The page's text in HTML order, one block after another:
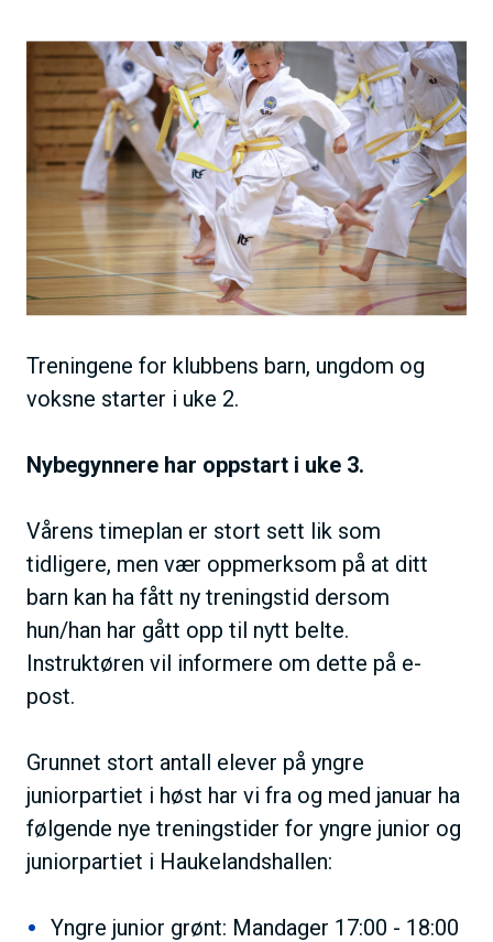
B
d
Treningene for klubbens barn, ungdom og
voksne starter i uke 2.
Nybegynnere har oppstart i uke 3.
Vårens timeplan er stort sett lik som
tidligere, men vær oppmerksom på at ditt
barn kan ha fått ny treningstid dersom
hun/han har gått opp til nytt belte.
Instruktøren vil informere om dette på e-
post.
Grunnet stort antall elever på yngre
juniorpartiet i høst har vi fra og med januar ha
følgende nye treningstider for yngre junior og
juniorpartiet i Haukelandshallen:
Yngre junior grønt: Mandager 17:00 - 18:00